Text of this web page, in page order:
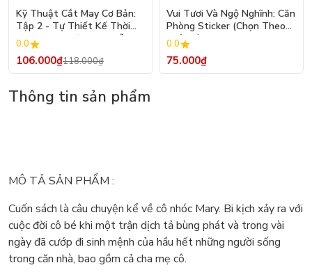
- 10%
Kỹ Thuật Cắt May Cơ Bản:
Tập 2 - Tự Thiết Kế Thời
Trang Nam Nữ - Tạo Mẫu
Rập - Kỹ Thuật Nhảy Size
0.0
106.000₫118.000₫
Vui Tươi Và Ngộ Nghĩnh: Căn
Phòng Sticker (Chọn Theo
Chủ Đề) - Hơn 250 Sticker
0.0
75.000₫
Thông tin sản phẩm
MÔ TẢ SẢN PHẨM :
Cuốn sách là câu chuyện kể về cô nhóc Mary. Bi kịch xảy ra với
cuộc đời cô bé khi một trận dịch tả bùng phát và trong vài
ngày đã cướp đi sinh mệnh của hầu hết những người sống
trong căn nhà, bao gồm cả cha mẹ cô.